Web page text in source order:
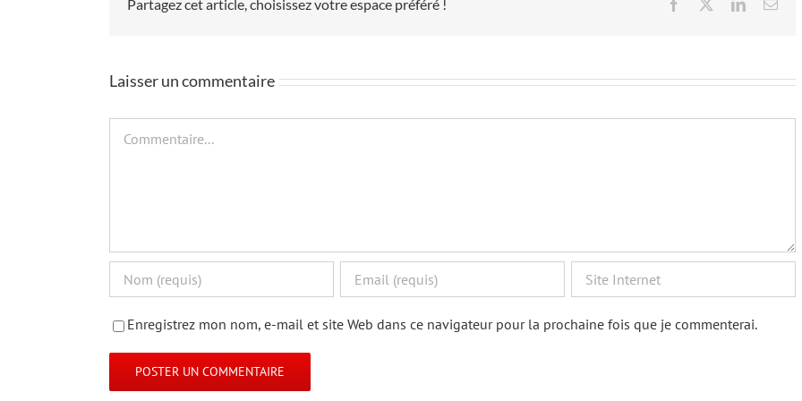
Partagez cet article, choisissez votre espace préféré ! Facebook LinkedInEmail
Laisser un commentaire
Enregistrez mon nom, e-mail et site Web dans ce navigateur pour la prochaine fois que je commenterai.